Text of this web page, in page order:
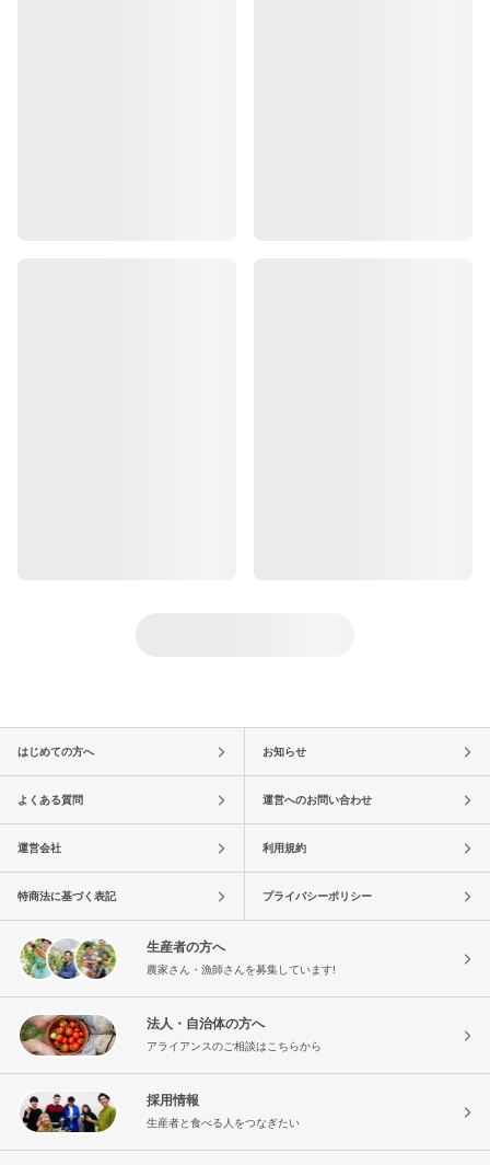
はじめての方へ お知らせ
よくある質問 運営へのお問い合わせ
運営会社 利用規約
特商法に基づく表記 プライバシーポリシー
生産者の方へ
農家さん・漁師さんを募集しています!
法人・自治体の方へ
アライアンスのご相談はこちらから
採用情報
生産者と食べる人をつなぎたい